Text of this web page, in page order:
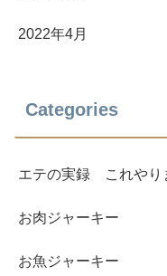
2022年4月
Categories
エテの実録 これやり
お肉ジャーキー
お魚ジャーキー